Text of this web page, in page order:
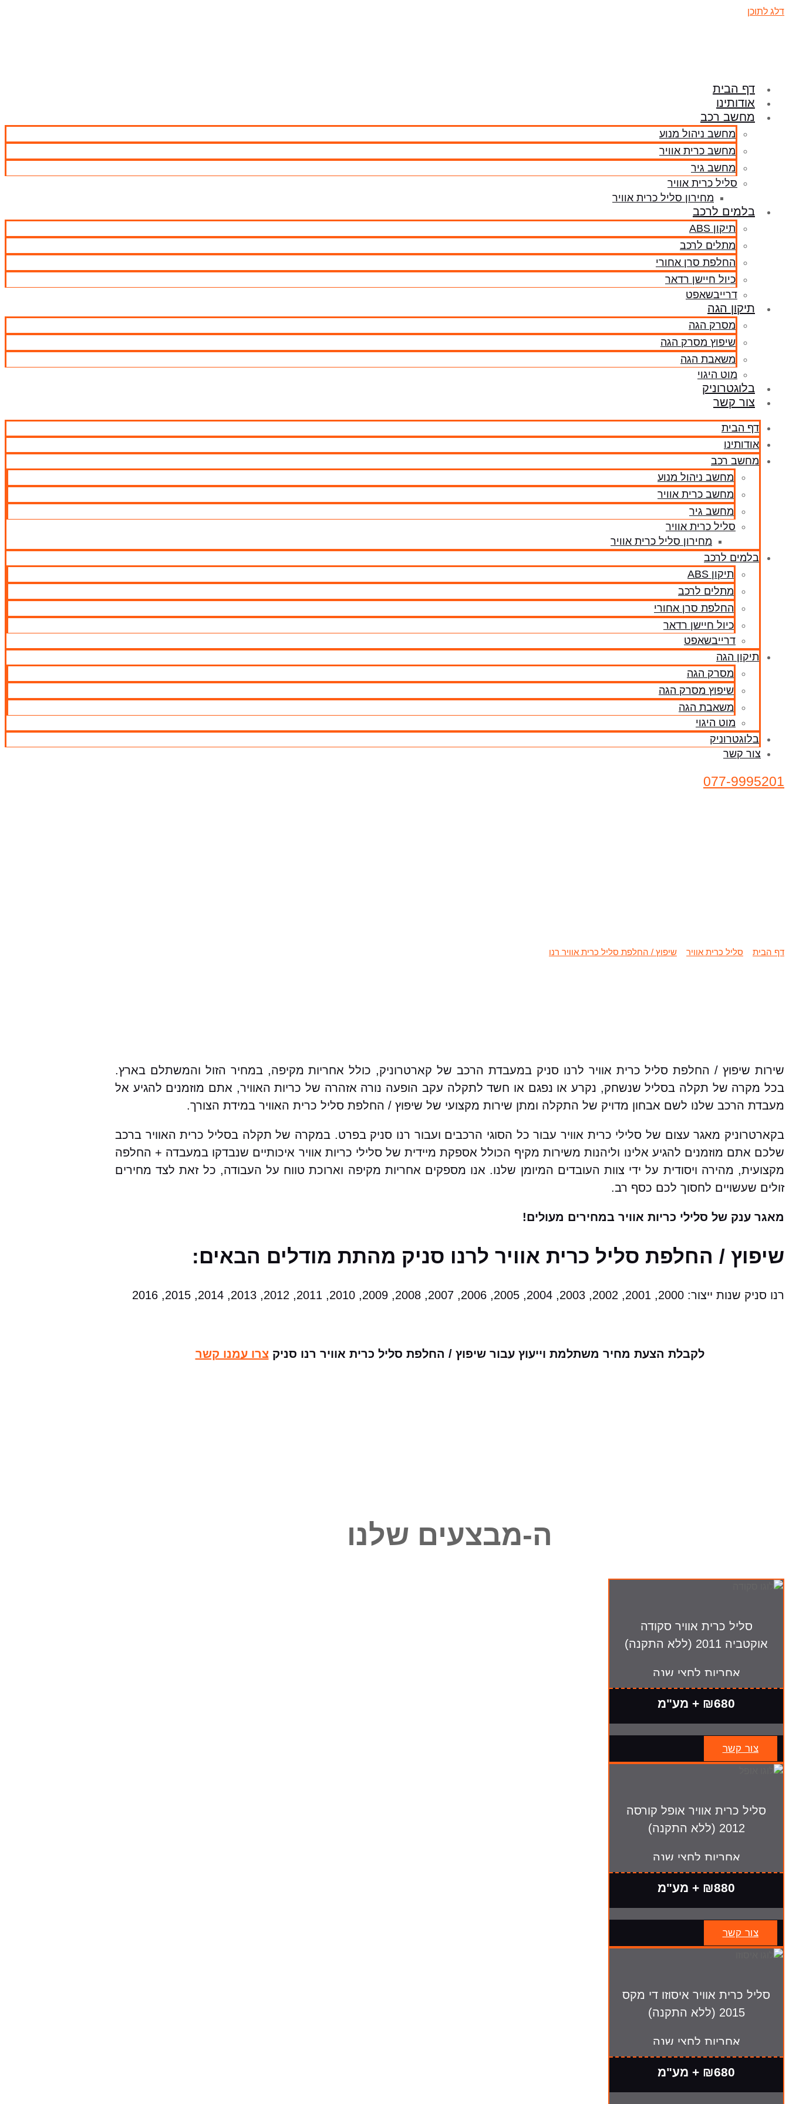
דלג לתוכן
דף הבית
אודותינו
מחשב רכב
מחשב ניהול מנוע
מחשב כרית אוויר
מחשב גיר
סליל כרית אוויר
מחירון סליל כרית אוויר
בלמים לרכב
תיקון ABS
מתלים לרכב
החלפת סרן אחורי
כיול חיישן רדאר
דרייבשאפט
תיקון הגה
מסרק הגה
שיפוץ מסרק הגה
משאבת הגה
מוט היגוי
בלוגטרוניק
צור קשר
דף הבית
אודותינו
מחשב רכב
מחשב ניהול מנוע
מחשב כרית אוויר
מחשב גיר
סליל כרית אוויר
מחירון סליל כרית אוויר
בלמים לרכב
תיקון ABS
מתלים לרכב
החלפת סרן אחורי
כיול חיישן רדאר
דרייבשאפט
תיקון הגה
מסרק הגה
שיפוץ מסרק הגה
משאבת הגה
מוט היגוי
בלוגטרוניק
צור קשר
077-9995201
דף הבית סליל כרית אוויר שיפוץ / החלפת סליל כרית אוויר רנו
שירות שיפוץ / החלפת סליל כרית אוויר לרנו סניק במעבדת הרכב של קארטרוניק, כולל אחריות מקיפה, במחיר הזול והמשתלם בארץ.
בכל מקרה של תקלה בסליל שנשחק, נקרע או נפגם או חשד לתקלה עקב הופעה נורה אזהרה של כריות האוויר, אתם מוזמנים להגיע אל
מעבדת הרכב שלנו לשם אבחון מדויק של התקלה ומתן שירות מקצועי של שיפוץ / החלפת סליל כרית האוויר במידת הצורך.
בקארטרוניק מאגר עצום של סלילי כרית אוויר עבור כל הסוגי הרכבים ועבור רנו סניק בפרט. במקרה של תקלה בסליל כרית האוויר ברכב
שלכם אתם מוזמנים להגיע אלינו וליהנות משירות מקיף הכולל אספקת מיידית של סלילי כריות אוויר איכותיים שנבדקו במעבדה + החלפה
מקצועית, מהירה ויסודית על ידי צוות העובדים המיומן שלנו. אנו מספקים אחריות מקיפה וארוכת טווח על העבודה, כל זאת לצד מחירים
זולים שעשויים לחסוך לכם כסף רב.
מאגר ענק של סלילי כריות אוויר במחירים מעולים!
שיפוץ / החלפת סליל כרית אוויר לרנו סניק מהתת מודלים הבאים:
רנו סניק שנות ייצור: 2000, 2001, 2002, 2003, 2004, 2005, 2006, 2007, 2008, 2009, 2010, 2011, 2012, 2013, 2014, 2015, 2016
לקבלת הצעת מחיר משתלמת וייעוץ עבור שיפוץ / החלפת סליל כרית אוויר רנו סניקצרו עמנו קשר
ה-מבצעים שלנו
סליל כרית אוויר סקודה
אוקטביה 2011 (ללא התקנה)
אחריות לחצי שנה
₪680 + מע"מ
צור קשר
סליל כרית אוויר אופל קורסה
2012 (ללא התקנה)
אחריות לחצי שנה
₪880 + מע"מ
צור קשר
סליל כרית אוויר איסוזו די מקס
2015 (ללא התקנה)
אחריות לחצי שנה
₪680 + מע"מ